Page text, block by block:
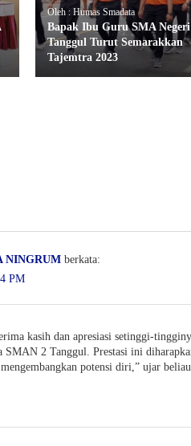
Oleh : Humas Smadata
Bapak Ibu Guru SMA
Tanggul Turut Semarakkan
Tajemtra 2023
NINGRUM berkata:
PM
kasih dan apresiasi setinggi-
SMAN 2 Tanggul. Prestasi ini
potensi diri,” ujar beliau.